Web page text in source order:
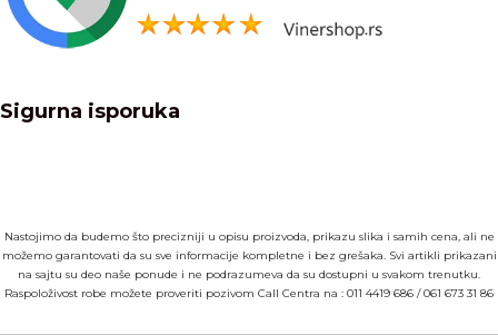
Sigurna isporuka
Nastojimo da budemo što precizniji u opisu proizvoda, prikazu slika i samih cena, ali ne
možemo garantovati da su sve informacije kompletne i bez grešaka. Svi artikli prikazani
na sajtu su deo naše ponude i ne podrazumeva da su dostupni u svakom trenutku.
Raspoloživost robe možete proveriti pozivom Call Centra na : 011 4419 686 /061 673 31 86